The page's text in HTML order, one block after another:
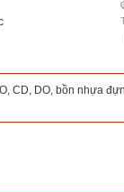
CD, DO, bồn nhựa